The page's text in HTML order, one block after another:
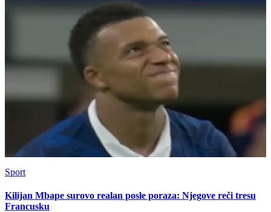
Sport
Kilijan Mbape surovo realan posle poraza: Njegove reči tresu
Francusku